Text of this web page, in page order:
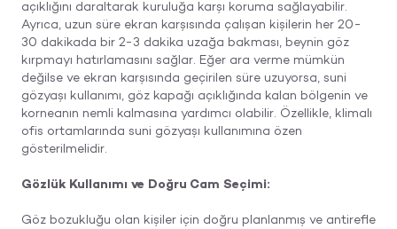
açıklığını daraltarak kuruluğa karşı koruma sağlayabilir.
Ayrıca, uzun süre ekran karşısında çalışan kişilerin her 20-
30 dakikada bir 2-3 dakika uzağa bakması, beynin göz
kırpmayı hatırlamasını sağlar. Eğer ara verme mümkün
değilse ve ekran karşısında geçirilen süre uzuyorsa, suni
gözyaşı kullanımı, göz kapağı açıklığında kalan bölgenin ve
korneanın nemli kalmasına yardımcı olabilir. Özellikle, klimalı
ofis ortamlarında suni gözyaşı kullanımına özen
gösterilmelidir.
Gözlük Kullanımı ve Doğru Cam Seçimi:
Göz bozukluğu olan kişiler için doğru planlanmış ve antirefle